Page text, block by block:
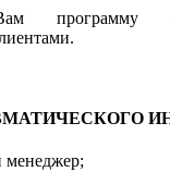
программу
менеджер;